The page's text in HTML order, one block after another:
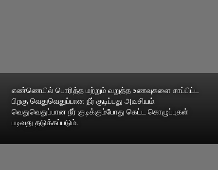
எண்ணெயில் பொரித்த மற்றும் வறுத்த உணவுகளை சாப்பிட்ட
பிறகு வெதுவெதுப்பான நீர் குடிப்பது அவசியம்.
வெதுவெதுப்பான நீர் குடிக்கும்போது கெட்ட கொழுப்புகள்
படிவது தடுக்கப்படும்.